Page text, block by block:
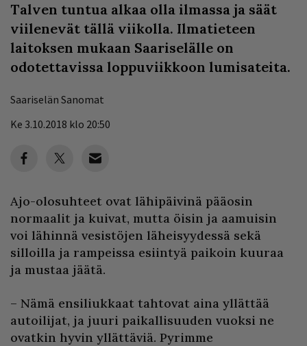
Talven tuntua alkaa olla ilmassa ja säät
viilenevät tällä viikolla. Ilmatieteen
laitoksen mukaan Saariselälle on
odotettavissa loppuviikkoon lumisateita.
Saariselän Sanomat
Ke 3.10.2018 klo 20:50
Ajo-olosuhteet ovat lähipäivinä pääosin
normaalit ja kuivat, mutta öisin ja aamuisin
voi lähinnä vesistöjen läheisyydessä sekä
silloilla ja rampeissa esiintyä paikoin kuuraa
ja mustaa jäätä.
– Nämä ensiliukkaat tahtovat aina yllättää
autoilijat, ja juuri paikallisuuden vuoksi ne
ovatkin hyvin yllättäviä. Pyrimme